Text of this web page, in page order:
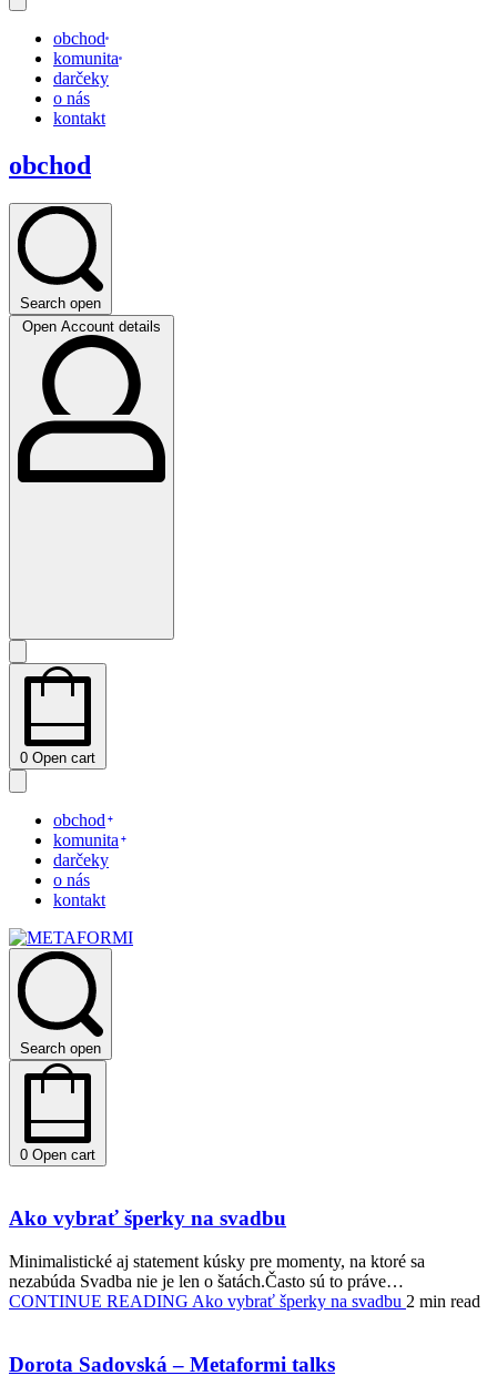
obchod
komunita
darčeky
o nás
kontakt
obchod
Search open
Open Account details
0 Open cart
obchod
komunita
darčeky
o nás
kontakt
Search open
0 Open cart
Ako vybrať šperky na svadbu
Minimalistické aj statement kúsky pre momenty, na ktoré sa
nezabúda Svadba nie je len o šatách.Často sú to práve…
CONTINUE READING Ako vybrať šperky na svadbu 2 min read
Dorota Sadovská – Metaformi talks